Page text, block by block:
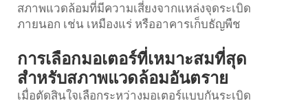
สภาพแวดล้อมที่มีความเสี่ยงจากแหล่งจุดระเบิด
ภายนอก เช่น เหมืองแร่ หรืออาคารเก็บธัญพืช
การเลือกมอเตอร์ที่เหมาะสมที่สุด
สำหรับสภาพแวดล้อมอันตราย
เมื่อตัดสินใจเลือกระหว่างมอเตอร์แบบกันระเบิด